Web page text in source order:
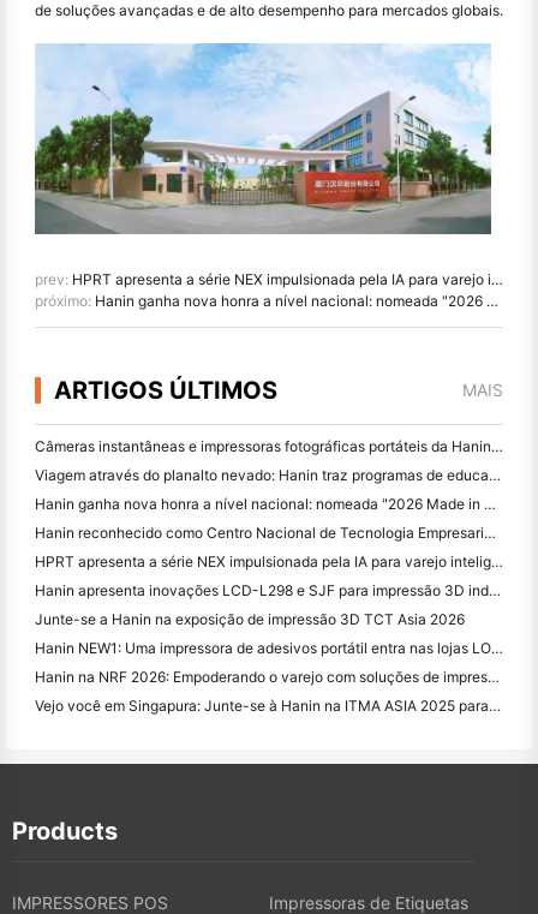
de soluções avançadas e de alto desempenho para mercados globais.
prev: HPRT apresenta a série NEX impulsionada pela IA para varejo inteligente na CHINASHOP 2026
próximo: Hanin ganha nova honra a nível nacional: nomeada "2026 Made in China · Marca confiável pelos consumidores"
ARTIGOS ÚLTIMOS MAIS
Câmeras instantâneas e impressoras fotográficas portáteis da Hanin atraem forte interesse na IEAE Shenzhen 2026
Viagem através do planalto nevado: Hanin traz programas de educação em fotografia para crianças em Qamdo
Hanin ganha nova honra a nível nacional: nomeada "2026 Made in China · Marca confiável pelos consumidores"
Hanin reconhecido como Centro Nacional de Tecnologia Empresarial para Liderança na Inovação
HPRT apresenta a série NEX impulsionada pela IA para varejo inteligente na CHINASHOP 2026
Hanin apresenta inovações LCD-L298 e SJF para impressão 3D industrial na TCT Asia 2026
Junte-se a Hanin na exposição de impressão 3D TCT Asia 2026
Hanin NEW1: Uma impressora de adesivos portátil entra nas lojas LOFT do Japão
Hanin na NRF 2026: Empoderando o varejo com soluções de impressão inteligentes de cenário completo
Vejo você em Singapura: Junte-se à Hanin na ITMA ASIA 2025 para testemunhar a mais recente tecnologia de impressão digital
Products
IMPRESSORES POS
Impressoras de Etiquetas